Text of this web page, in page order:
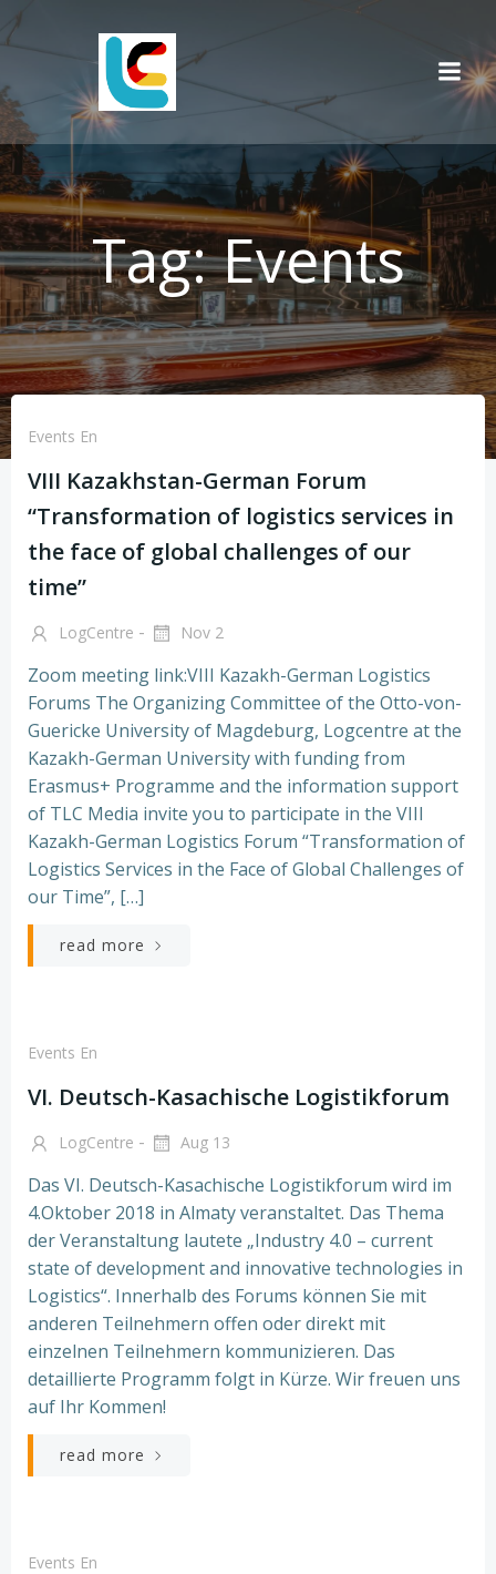
Tag:Events
Events En
VIII Kazakhstan-German Forum
“Transformation of logistics services in
the face of global challenges of our
time”
LogCentre - Nov 2
Zoom meeting link:VIII Kazakh-German Logistics
Forums The Organizing Committee of the Otto-von-
Guericke University of Magdeburg, Logcentre at the
Kazakh-German University with funding from
Erasmus+ Programme and the information support
of TLC Media invite you to participate in the VIII
Kazakh-German Logistics Forum “Transformation of
Logistics Services in the Face of Global Challenges of
our Time”, […]
read more
Events En
VI. Deutsch-Kasachische Logistikforum
LogCentre - Aug 13
Das VI. Deutsch-Kasachische Logistikforum wird im
4.Oktober 2018 in Almaty veranstaltet. Das Thema
der Veranstaltung lautete „Industry 4.0 – current
state of development and innovative technologies in
Logistics“. Innerhalb des Forums können Sie mit
anderen Teilnehmern offen oder direkt mit
einzelnen Teilnehmern kommunizieren. Das
detaillierte Programm folgt in Kürze. Wir freuen uns
auf Ihr Kommen!
read more
Events En